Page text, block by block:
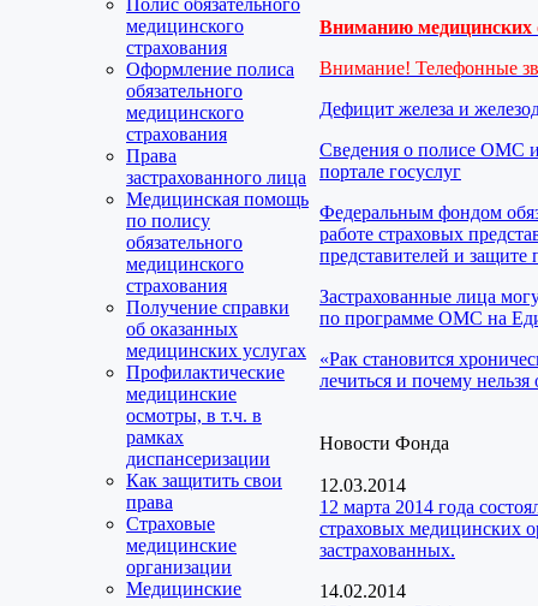
Полис обязательного
медицинского
страхования
Оформление полиса
обязательного
медицинского
страхования
Права
застрахованного лица
Медицинская помощь
по полису
обязательного
медицинского
страхования
Получение справки
об оказанных
медицинских услугах
Профилактические
медицинские
осмотры, в т.ч. в
рамках
диспансеризации
Как защитить свои
права
Страховые
медицинские
организации
Медицинские
Вниманию медицинских
Внимание! Телефонные
Дефицит железа и
Сведения о полисе ОМС
портале госуслуг
Федеральным фондом
работе страховых
представителей и защите
Застрахованные лица
по программе ОМС на
«Рак становится
лечиться и почему нельзя
Новости Фонда
12.03.2014
12 марта 2014 года
страховых медицинских
застрахованных.
14.02.2014